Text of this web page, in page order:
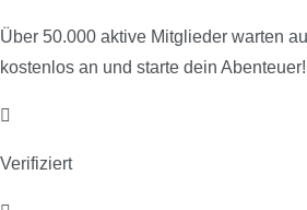
Über 50.000 aktive Mitglieder warten
kostenlos an und starte dein Abenteuer!
Verifiziert